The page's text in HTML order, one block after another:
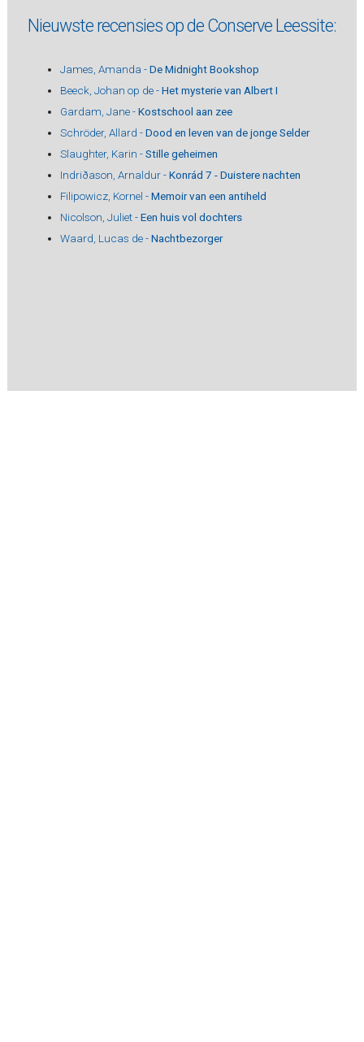
Nieuwste recensies op de Conserve Leessite:
James, Amanda -De Midnight Bookshop
Beeck, Johan op de -Het mysterie van Albert I
Gardam, Jane -Kostschool aan zee
Schröder, Allard -Dood en leven van de jonge Selder
Slaughter, Karin -Stille geheimen
Indriðason, Arnaldur -Konrád 7 - Duistere nachten
Filipowicz, Kornel -Memoir van een antiheld
Nicolson, Juliet -Een huis vol dochters
Waard, Lucas de -Nachtbezorger